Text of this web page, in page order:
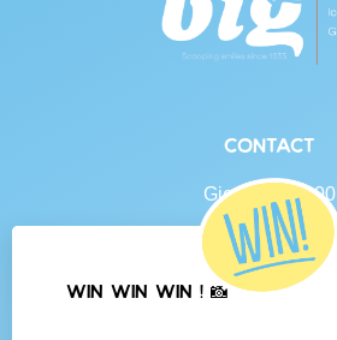
Contact
Gierlebaan 100
B-2460 Tielen
BE 0438.625.684
WIN WIN WIN ! 📸